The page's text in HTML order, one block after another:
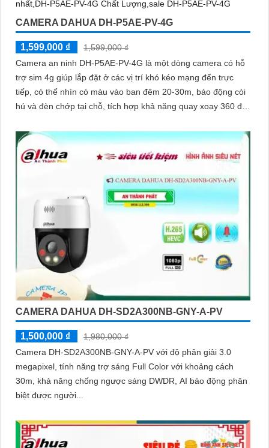
CAMERA DAHUA DH-P5AE-PV-4G
1,599,000 ₫
1,599,000 ₫
Camera an ninh DH-P5AE-PV-4G là một dòng camera có hỗ
trợ sim 4g giúp lắp đặt ở các vị trí khó kéo mạng đến trực
tiếp, có thể nhìn có màu vào ban đêm 20-30m, báo động còi
hú và đèn chớp tại chỗ, tích hợp khả năng quay xoay 360 độ
CAMERA DAHUA DH-SD2A300NB-GNY-A-PV
1,500,000 ₫
1,980,000 ₫
Camera DH-SD2A300NB-GNY-A-PV với độ phân giải 3.0
megapixel, tính năng trợ sáng Full Color với khoảng cách
30m, khả năng chống ngược sáng DWDR, AI báo động phân
biệt được người...